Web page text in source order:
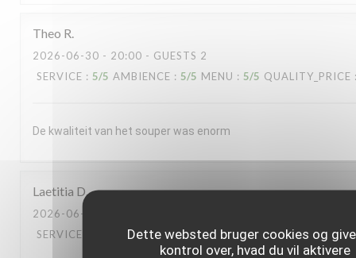
Dette websted bruger cookies og
kontrol over, hvad du vil aktivere
Theo R
2026-06-30 - 20:00 - GUESTS 2
SERVICE : 5/5 AMBIENCE : 5/5 MENU : 5/5 QUALITY_PRICE
De kwaliteit van het souper was enorm
Laetitia D
2026-06-30
SERVICE
AMBIENCE: 5/5 MENU: 5/5 QUALITY_PRICE